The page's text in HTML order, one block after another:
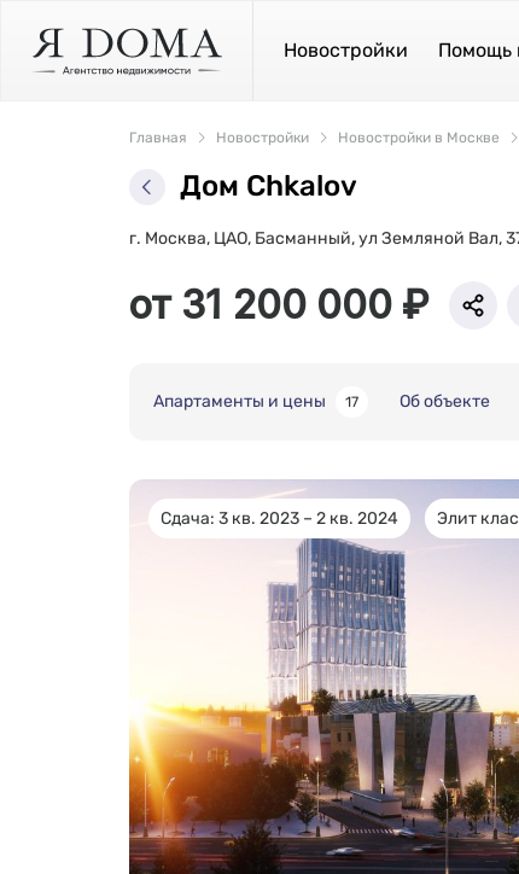
Новостройки Помощь
Главная Новостройки Новостройки в Москве
Дом Chkalov
г. Москва, ЦАО, Басманный, ул Земляной Вал,
от 31 200 000 ₽
Апартаменты и цены 17 Об объекте
Сдача: 3 кв. 2023 – 2 кв. 2024 Элит